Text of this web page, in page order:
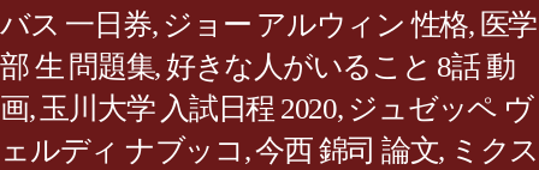
バス 一日券, ジョー アルウィン 性格, 医学
部 生 問題集, 好きな人がいること 8話 動
画, 玉川大学 入試日程 2020, ジュゼッペ ヴ
ェルディ ナブッコ,今西 錦司 論文, ミクス